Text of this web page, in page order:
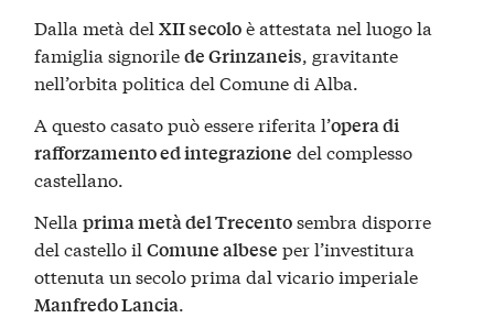
Dalla metà delXII secoloè attestata nel luogo la
famiglia signorilede Grinzaneis, gravitante
nell’orbita politica del Comune di Alba.
A questo casato può essere riferita l’opera di
rafforzamento ed integrazione del complesso
castellano.
Nellaprima metà del Trecentosembra disporre
del castello ilComune albese per l’investitura
ottenuta un secolo prima dal vicario imperiale
Manfredo Lancia.